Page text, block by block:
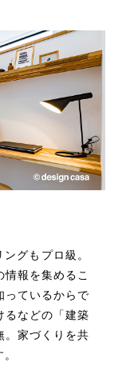
グもプロ級。
報を集めるこ
っているからで
るなどの「建築
。家づくりを共